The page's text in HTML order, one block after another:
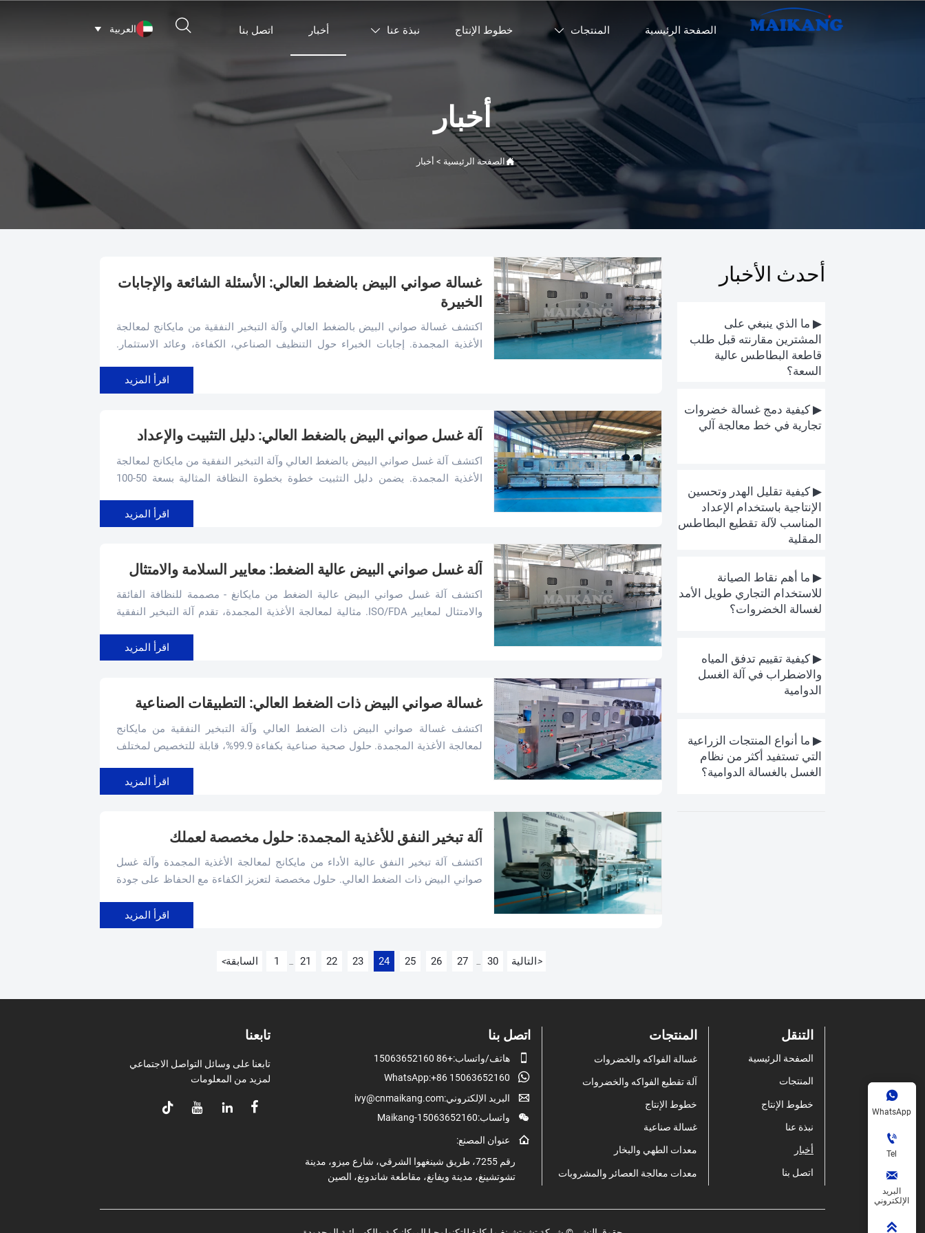
الصفحة الرئيسية المنتجات  خطوط الإنتاج نبذة عنا  أخبار اتصل بنا  العربية 
أخبار
 الصفحة الرئيسية > أخبار
أحدث الأخبار
▶ ما الذي ينبغي على
المشترين مقارنته قبل طلب
قاطعة البطاطس عالية
السعة؟
▶ كيفية دمج غسالة خضروات
تجارية في خط معالجة آلي
▶ كيفية تقليل الهدر وتحسين
الإنتاجية باستخدام الإعداد
المناسب لآلة تقطيع البطاطس
المقلية
▶ ما أهم نقاط الصيانة
للاستخدام التجاري طويل الأمد
لغسالة الخضروات؟
▶ كيفية تقييم تدفق المياه
والاضطراب في آلة الغسل
الدوامية
▶ ما أنواع المنتجات الزراعية
التي تستفيد أكثر من نظام
الغسل بالغسالة الدوامية؟
غسالة صواني البيض بالضغط العالي: الأسئلة الشائعة والإجابات
الخبيرة
اكتشف غسالة صواني البيض بالضغط العالي وآلة التبخير النفقية من مايكانج لمعالجة
الأغذية المجمدة. إجابات الخبراء حول التنظيف الصناعي، الكفاءة، وعائد الاستثمار.
اقرأ المزيد
آلة غسل صواني البيض بالضغط العالي: دليل التثبيت والإعداد
اكتشف آلة غسل صواني البيض بالضغط العالي وآلة التبخير النفقية من مايكانج لمعالجة
الأغذية المجمدة. يضمن دليل التثبيت خطوة بخطوة النظافة المثالية بسعة 50-100
اقرأ المزيد
آلة غسل صواني البيض عالية الضغط: معايير السلامة والامتثال
اكتشف آلة غسل صواني البيض عالية الضغط من مايكانغ - مصممة للنظافة الفائقة
والامتثال لمعايير ISO/FDA. مثالية لمعالجة الأغذية المجمدة، تقدم آلة التبخير النفقية
اقرأ المزيد
غسالة صواني البيض ذات الضغط العالي: التطبيقات الصناعية
اكتشف غسالة صواني البيض ذات الضغط العالي وآلة التبخير النفقية من مايكانج
لمعالجة الأغذية المجمدة. حلول صحية صناعية بكفاءة 99.9%، قابلة للتخصيص لمختلف
اقرأ المزيد
آلة تبخير النفق للأغذية المجمدة: حلول مخصصة لعملك
اكتشف آلة تبخير النفق عالية الأداء من مايكانج لمعالجة الأغذية المجمدة وآلة غسل
صواني البيض ذات الضغط العالي. حلول مخصصة لتعزيز الكفاءة مع الحفاظ على جودة
اقرأ المزيد
<السابقة 1 21 22 23 24 25 26 27 30 التالية>
التنقل
الصفحة الرئيسية
المنتجات
خطوط الإنتاج
نبذة عنا
أخبار
اتصل بنا
المنتجات
غسالة الفواكه والخضروات
آلة تقطيع الفواكه والخضروات
خطوط الإنتاج
غسالة صناعية
معدات الطهي والبخار
معدات معالجة العصائر والمشروبات
اتصل بنا
 هاتف/واتساب:+86 15063652160

WhatsApp:+86 15063652160
 البريد الإلكتروني:ivy@cnmaikang.com
 واتساب:Maikang-15063652160

عنوان المصنع:
رقم 7255، طريق شينغهوا الشرقي، شارع ميزو، مدينة
تشوتشينغ، مدينة ويفانغ، مقاطعة شاندونغ، الصين
تابعنا
تابعنا على وسائل التواصل الاجتماعي
لمزيد من المعلومات





WhatsApp

Tel

البريد
الإلكتروني
